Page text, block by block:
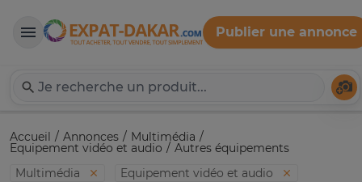
Expat-Dakar
Publier une annonce
Accueil Annonces Multimédia
Equipement vidéo et audio
Autres équipements
Multimédia
Equipement vidéo et audio